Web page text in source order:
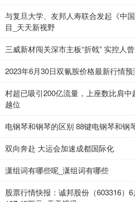
与复旦大学、友邦人寿联合发起《中
目_天天新视野
三威新材闯关深市主板“折戟” 实控人
2023年6月30日双氰胺价格最新行情预
村超已吸引200亿流量，上座数比肩
越位
电钢琴和钢琴的区别 88键电钢琴和钢
双向奔赴 大运会加速成都国际化
潇组词有哪些呢_潇组词有哪些
股票行情快报：诚邦股份（603316）